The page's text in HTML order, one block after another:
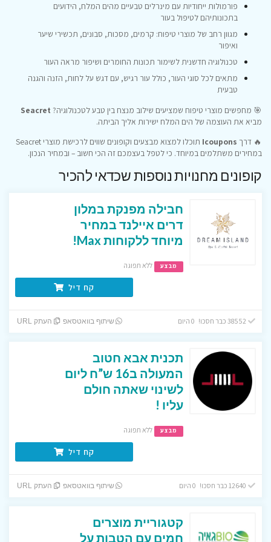
פורמולות ייחודיות עם מינרלים טבעיים מהים המלח, הידועים
בתכונותיהם לטיפול בעור
מגוון רחב של מוצרי טיפוח: קרמים, מסכות, סבונים, תכשירי שיער
ואיפור
טכנולוגיה חדשנית לשימור תכונות החומרים ושיפור מראה העור
מתאים לכל סוגי העור, כולל עור רגיש, עם דגש על לחות, הזנה והגנה
טבעית
🎯 מחפשים מוצרי טיפוח שמציעים שילוב מנצח בין טבע לטכנולוגיה? Seacret
מביא את העוצמה של הים המלח ישירות אליך הביתה.
🔥 דרך Icoupons
תוכלו למצוא מבצעים וקופונים שווים לרכישת מוצרי Seacret
במחירים משתלמים במיוחד. כי לטפל בעצמכם זה הכי חשוב – ובמחיר הנכון.
קופונים מחנויות נוספות שכדאי להכיר
חבילה מפנקת במלון
דרים איילנד במחיר
מיוחד ללקוחות Max!
מבצע ללא תפוגה
קח דיל
38552 כבר חסכו! 0 היום שיתוף בוואטסאפ העתק URL
תכנית אבא חטוב
המעולה ב16 ש”ח ליום
לשינוי שאתה חולם
עליו !
מבצע ללא תפוגה
קח דיל
שיתוף בוואטסאפ העתק URL
קטגוריית מוצרים
חמים עם הטבות על